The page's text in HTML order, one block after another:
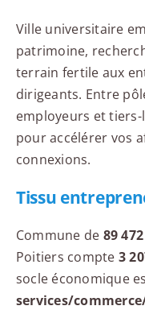
Ville universitaire
patrimoine,
terrain fertile aux
dirigeants. Entre
employeurs et
pour accélérer vos
connexions.
Tissu
Commune de 89
Poitiers compte 3
socle économique
services/